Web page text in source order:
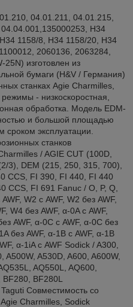
04.01.211, 04.01.215,
H34
1158/8, H34 1158/20, H34
2060136, 2063284,
изготовлен из
бумаги (H&V / Германия)
станках Agie Charmilles,
- низкоскоростная,
обработка. Модель EDM-
и большой площадью
эксплуатации.
станков
/ AGIE CUT (100D,
3), DEM (215, 250, 315, 700),
CCS, FI 390, FI 440, FI 440
CCS, FI 691 Fanuc / O, P, Q,
W2 с AWF, W2 без AWF,
W4 без AWF, α-0A с AWF,
AWF, α-0C с AWF, α-0C без
без AWF, α-1B с AWF, α-1B
α-1iA с AWF Sodick / A300,
A500W, A530D, A600, A600W,
AQ550L, AQ600,
BF280L
Совместимость со
Charmilles, Sodick